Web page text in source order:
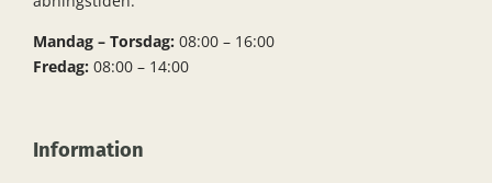
Mandag – Torsdag: 08:00 – 16:00
Fredag: 08:00 – 14:00
Information